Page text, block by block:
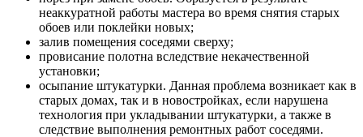
неаккуратной работы мастера во время снятия старых
обоев или поклейки новых;
залив помещения соседями сверху;
провисание полотна вследствие некачественной
установки;
осыпание штукатурки. Данная проблема возникает как в
старых домах, так и в новостройках, если нарушена
технология при укладывании штукатурки, а также в
следствие выполнения ремонтных работ соседями.